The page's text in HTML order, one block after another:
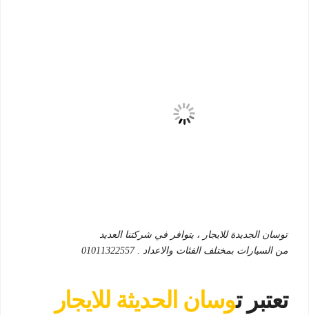
توسان الجديدة للايجار ، يتوافر في شركتنا العديد
من السيارات بمختلف الفئات والاعداد . 01011322557
تعتبر توسان الحديثة للايجار